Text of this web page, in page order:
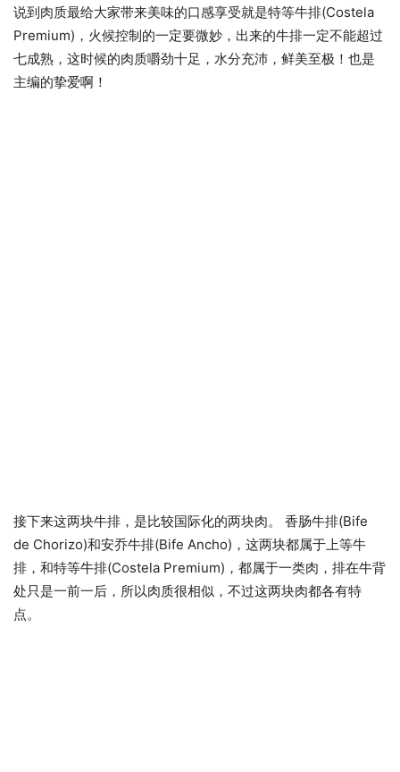
说到肉质最给大家带来美味的口感享受就是特等牛排(Costela
Premium)，火候控制的一定要微妙，出来的牛排一定不能超过
七成熟，这时候的肉质嚼劲十足，水分充沛，鲜美至极！也是
主编的挚爱啊！
接下来这两块牛排，是比较国际化的两块肉。 香肠牛排(Bife
de Chorizo)和安乔牛排(Bife Ancho)，这两块都属于上等牛
排，和特等牛排(Costela Premium)，都属于一类肉，排在牛背
处只是一前一后，所以肉质很相似，不过这两块肉都各有特
点。